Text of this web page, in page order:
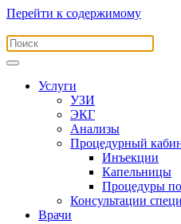
Перейти к содержимому
Услуги
УЗИ
ЭКГ
Анализы
Процедурный
Инъекции
Капельницы
Процедуры
Консультации
Врачи